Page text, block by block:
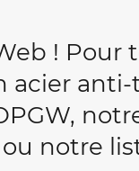
! Pour
acier
notre